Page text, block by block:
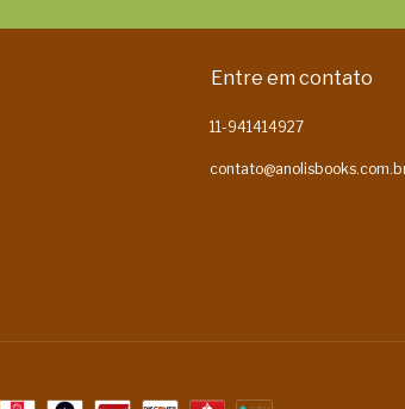
Entre em contato
11-941414927